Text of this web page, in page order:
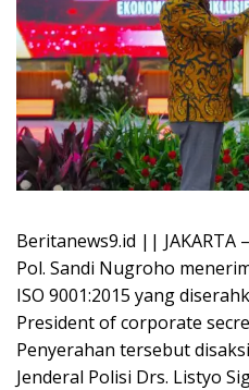
Beritanews9.id || JAKARTA
Pol. Sandi Nugroho
ISO 9001:2015 yang
President of corporate
Penyerahan tersebut
Jenderal Polisi Drs. Listyo